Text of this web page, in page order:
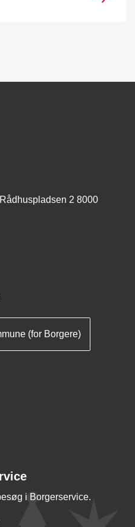
2 8000
(for Borgere)
i Borgerservice.